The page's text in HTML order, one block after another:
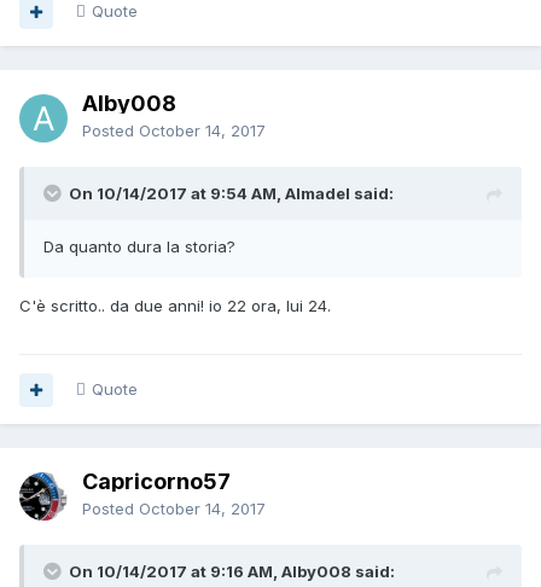
Quote
Alby008
Posted October 14, 2017
On 10/14/2017 at 9:54 AM, Almadel said:
Da quanto dura la storia?
C'è scritto.. da due anni! io 22 ora, lui 24.
Quote
Capricorno57
Posted October 14, 2017
On 10/14/2017 at 9:16 AM, Alby008 said: